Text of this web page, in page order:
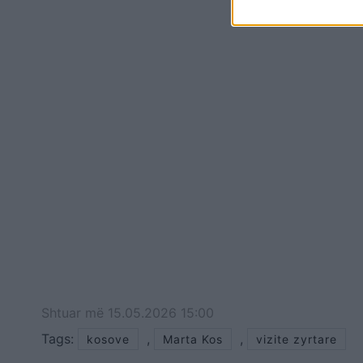
Shtuar më 15.05.2026 15:00
Tags:
kosove , Marta Kos , vizite zyrtare